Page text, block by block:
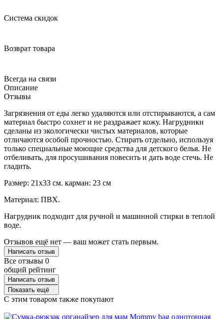
Система скидок
Возврат товара
Всегда на связи
Описание
Отзывы
Загрязнения от еды легко удаляются или отстирываются, а сам
материал быстро сохнет и не раздражает кожу. Нагрудники
сделаны из экологически чистых материалов, которые
отличаются особой прочностью. Стирать отдельно, используя
только специальные моющие средства для детского белья. Не
отбеливать, для просушивания повесить и дать воде стечь. Не
гладить.
Размер: 21х33 см. карман: 23 см
Материал: ПВХ.
Нагрудник подходит для ручной и машинной стирки в теплой
воде.
Отзывов ещё нет — ваш может стать первым.
Написать отзыв
Все отзывы 0
общий рейтинг
Написать отзыв
Показать ещё
C этим товаром также покупают